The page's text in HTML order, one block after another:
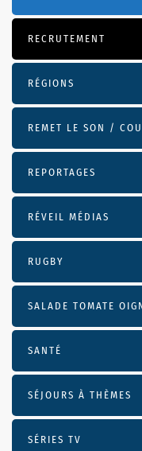
RECRUTEMENT
RÉGIONS
REMET LE SON /
REPORTAGES
RÉVEIL MÉDIAS
RUGBY
SALADE TOMATE
SANTÉ
SÉJOURS À THÈMES
SÉRIES TV